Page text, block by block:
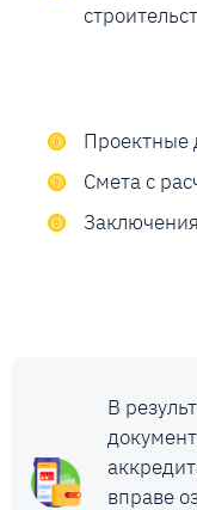
Проектные
Смета с
В
вправе